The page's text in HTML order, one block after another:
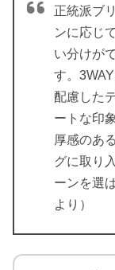
正統派ブ
ンに応じ
い分けが
す。
配慮した
ートな印
厚感のあ
グに取り
ーンを選
より）